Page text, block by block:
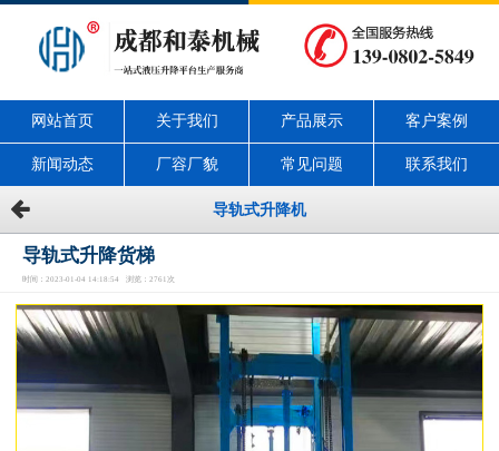
网站首页 关于我们 产品展示 客户案例
新闻动态 厂容厂貌 常见问题 联系我们
导轨式升降机
导轨式升降货梯
时间：2023-01-04 14:18:54 浏览：2761次